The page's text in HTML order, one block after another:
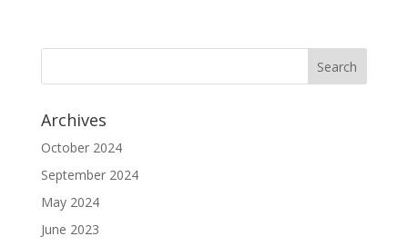
Archives
October 2024
September 2024
May 2024
June 2023